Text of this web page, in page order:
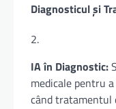
Diagnosticul și
IA în Diagnostic:
medicale pentru
când tratamentul